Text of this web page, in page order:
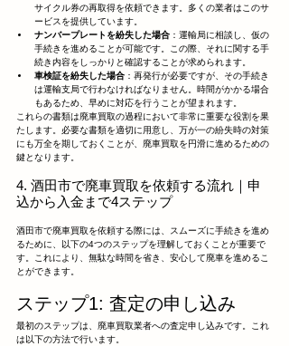
サイクル券の再取得を依頼できます。多くの業者はこのサ
ービスを提供しています。
ナンバープレートを紛失した場合 ：運輸局に相談し、仮の
手続きを進めることが可能です。この際、それに関する手
続き内容をしっかりと確認することが求められます。
車検証を紛失した場合 ：再発行が必要ですが、その手続き
は運輸支局で行わなければなりません。時間がかかる場合
もあるため、早めに対応を行うことが望まれます。
これらの書類は廃車買取の過程において非常に重要な役割を果
たします。必要な書類を適切に用意し、万が一の紛失時の対策
にも万全を期しておくことが、廃車買取を円滑に進めるための
鍵となります。
4. 酒田市で廃車買取を依頼する流れ｜申
込から入金まで4ステップ
酒田市で廃車買取を依頼する際には、スムーズに手続きを進め
るために、以下の4つのステップを理解しておくことが重要で
す。これにより、無駄な時間を省き、安心して廃車を進めるこ
とができます。
ステップ1: 査定の申し込み
最初のステップは、廃車買取業者への査定申し込みです。これ
は以下の方法で行います。